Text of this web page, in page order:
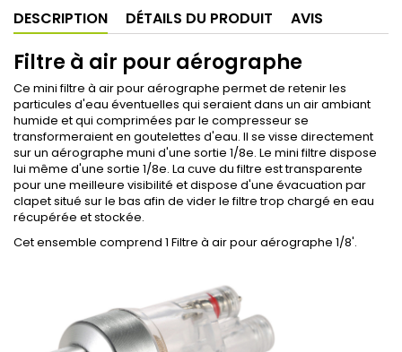
DESCRIPTION DÉTAILS DU PRODUIT AVIS
Filtre à air pour aérographe
Ce mini filtre à air pour aérographe permet de retenir les
particules d'eau éventuelles qui seraient dans un air ambiant
humide et qui comprimées par le compresseur se
transformeraient en goutelettes d'eau. Il se visse directement
sur un aérographe muni d'une sortie 1/8e. Le mini filtre dispose
lui même d'une sortie 1/8e. La cuve du filtre est transparente
pour une meilleure visibilité et dispose d'une évacuation par
clapet situé sur le bas afin de vider le filtre trop chargé en eau
récupérée et stockée.
Cet ensemble comprend 1 Filtre à air pour aérographe 1/8'.